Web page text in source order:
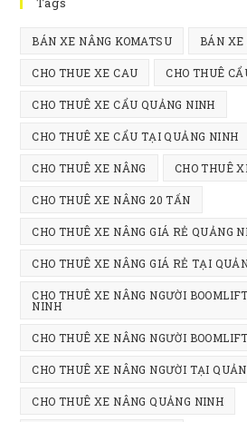
BÁN XE NÂNG KOMATSU BÁN XE
CHO THUE XE CAU CHO THUÊ
CHO THUÊ XE CẨU QUẢNG NINH
CHO THUÊ XE CẨU TẠI QUẢNG NINH
CHO THUÊ XE NÂNG CHO THUÊ
CHO THUÊ XE NÂNG 20 TẤN
CHO THUÊ XE NÂNG GIÁ RẺ QUẢNG
CHO THUÊ XE NÂNG GIÁ RẺ TẠI
CHO THUÊ XE NÂNG NGƯỜI
NINH
CHO THUÊ XE NÂNG NGƯỜI
CHO THUÊ XE NÂNG NGƯỜI TẠI
CHO THUÊ XE NÂNG QUẢNG NINH